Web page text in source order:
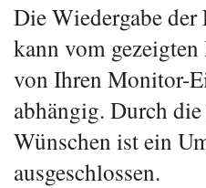
Die Wiedergabe
kann vom
von Ihren Monitor-
abhängig. Durch
Wünschen ist ein
ausgeschlossen.